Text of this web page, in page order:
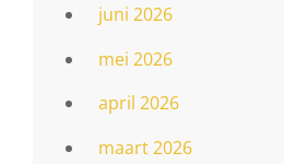
juni 2026
mei 2026
april 2026
maart 2026